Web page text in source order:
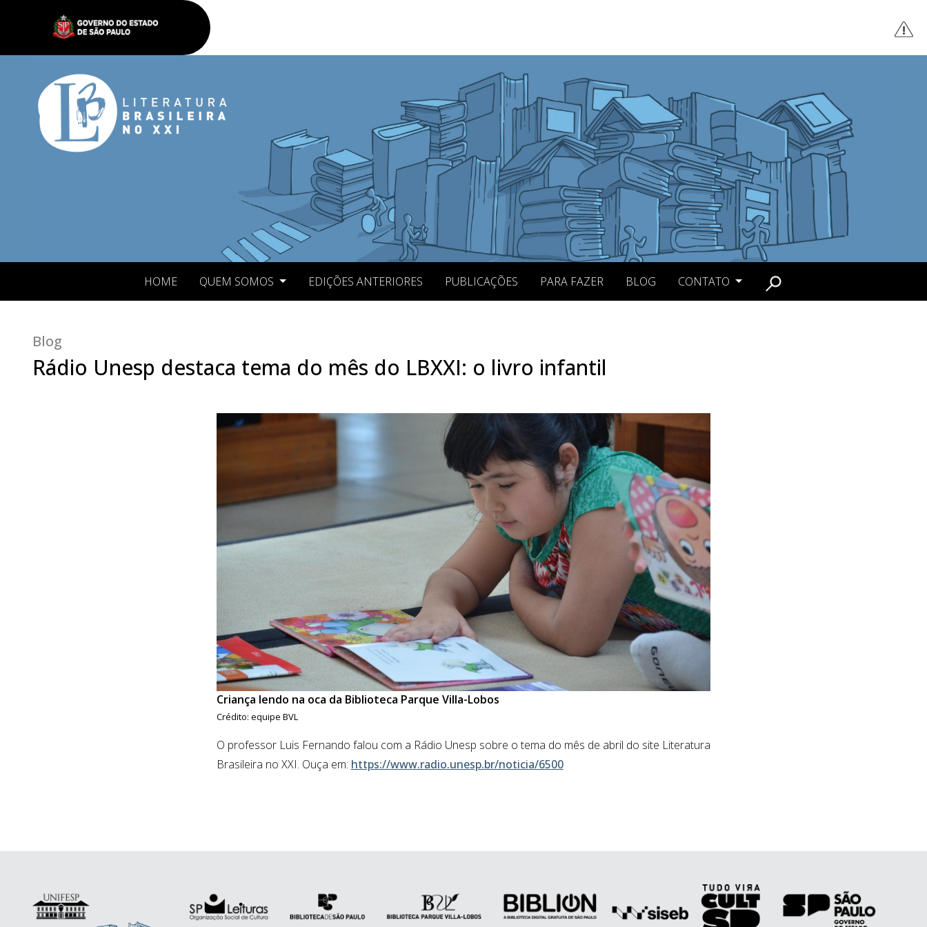
HOME QUEM SOMOS EDIÇÕES ANTERIORES PUBLICAÇÕES PARA FAZER BLOG CONTATO
Blog
Rádio Unesp destaca tema do mês do LBXXI: o livro infantil
Criança lendo na oca da Biblioteca Parque Villa-Lobos
Crédito: equipe BVL
O professor Luis Fernando falou com a Rádio Unesp sobre o tema do mês de abril do site Literatura
Brasileira no XXI. Ouça em: https://www.radio.unesp.br/noticia/6500